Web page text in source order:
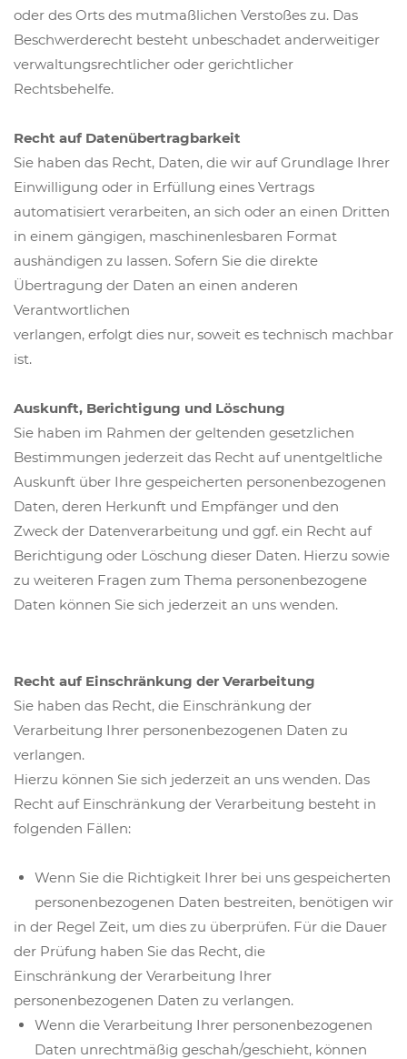
oder des Orts des mutmaßlichen Verstoßes zu. Das
Beschwerderecht besteht unbeschadet anderweitiger
verwaltungsrechtlicher oder gerichtlicher
Rechtsbehelfe.
Recht auf Datenübertragbarkeit
Sie haben das Recht, Daten, die wir auf Grundlage Ihrer
Einwilligung oder in Erfüllung eines Vertrags
automatisiert verarbeiten, an sich oder an einen Dritten
in einem gängigen, maschinenlesbaren Format
aushändigen zu lassen. Sofern Sie die direkte
Übertragung der Daten an einen anderen
Verantwortlichen
verlangen, erfolgt dies nur, soweit es technisch machbar
ist.
Auskunft, Berichtigung und Löschung
Sie haben im Rahmen der geltenden gesetzlichen
Bestimmungen jederzeit das Recht auf unentgeltliche
Auskunft über Ihre gespeicherten personenbezogenen
Daten, deren Herkunft und Empfänger und den
Zweck der Datenverarbeitung und ggf. ein Recht auf
Berichtigung oder Löschung dieser Daten. Hierzu sowie
zu weiteren Fragen zum Thema personenbezogene
Daten können Sie sich jederzeit an uns wenden.
Recht auf Einschränkung der Verarbeitung
Sie haben das Recht, die Einschränkung der
Verarbeitung Ihrer personenbezogenen Daten zu
verlangen.
Hierzu können Sie sich jederzeit an uns wenden. Das
Recht auf Einschränkung der Verarbeitung besteht in
folgenden Fällen:
Wenn Sie die Richtigkeit Ihrer bei uns gespeicherten
personenbezogenen Daten bestreiten, benötigen wir
in der Regel Zeit, um dies zu überprüfen. Für die Dauer
der Prüfung haben Sie das Recht, die
Einschränkung der Verarbeitung Ihrer
personenbezogenen Daten zu verlangen.
Wenn die Verarbeitung Ihrer personenbezogenen
Daten unrechtmäßig geschah/geschieht, können